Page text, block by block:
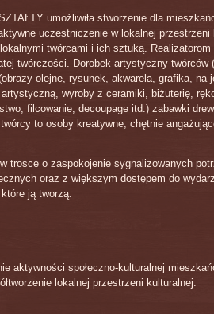
umożliwiła stworzenie dla
uczestniczenie w lokalnej przestrzeni
twórcami i ich sztuką. Realizatorom
twórczości. Dorobek artystyczny twórców
olejne, rysunek, akwarela, grafika, na
wyroby z ceramiki, biżuterię,
filcowanie, decoupage itd.) zabawki
to osoby kreatywne, chętnie
trosce o zaspokojenie sygnalizowanych
oraz z większym dostępem do
ją tworzą.
aktywności społeczno-kulturalnej
lokalnej przestrzeni kulturalnej.